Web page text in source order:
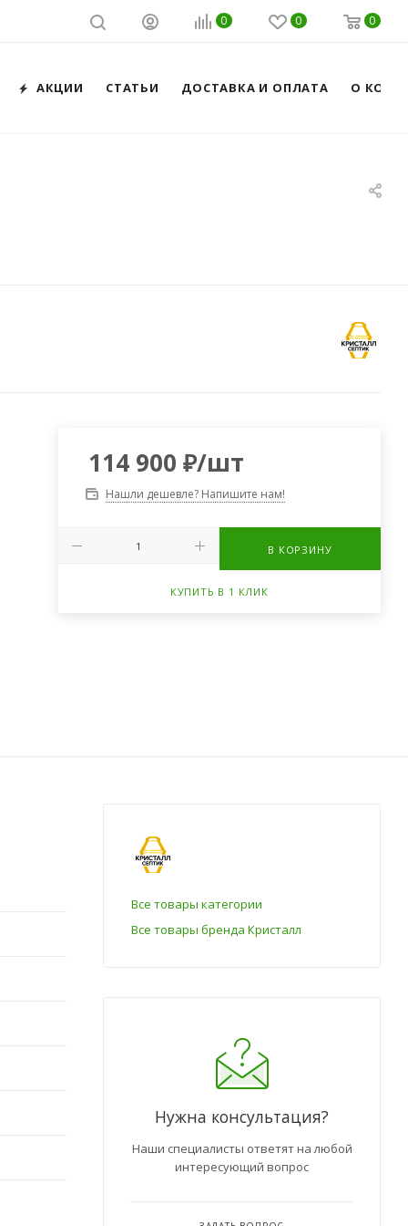
0 0 0
АКЦИИ СТАТЬИ ДОСТАВКА И ОПЛАТА О
114 900 ₽/шт
Нашли дешевле? Напишите нам!
В КОРЗИНУ
КУПИТЬ В 1 КЛИК
Все товары категории
Все товары бренда Кристалл
Нужна консультация?
Наши специалисты ответят на любой
интересующий вопрос